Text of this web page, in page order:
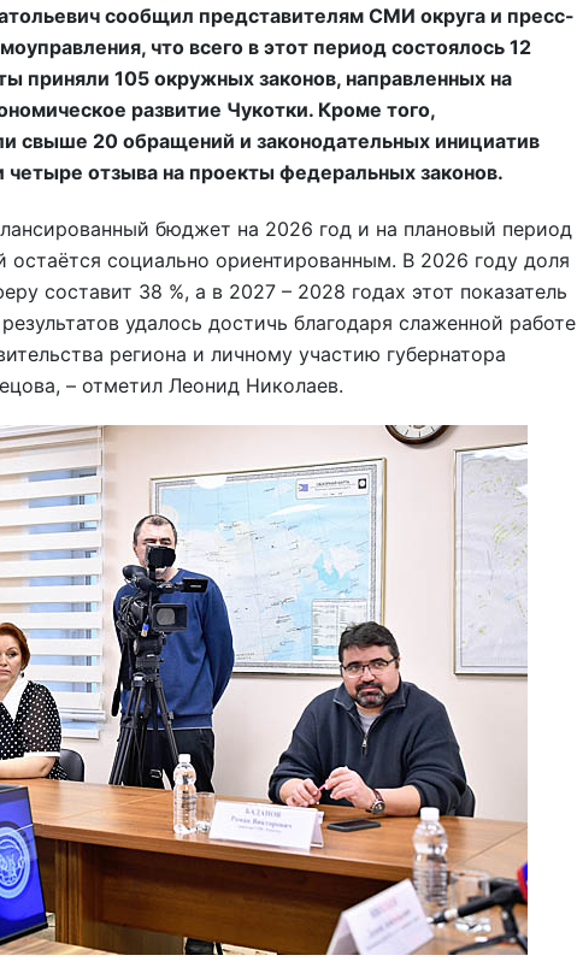
сообщил представителям СМИ округа и пресс-
что всего в этот период состоялось 12
приняли 105 окружных законов, направленных на
развитие Чукотки. Кроме того,
свыше 20 обращений и законодательных инициатив
четыре отзыва на проекты федеральных законов.
бюджет на 2026 год и на плановый период
социально ориентированным. В 2026 году доля
составит 38 %, а в 2027 – 2028 годах этот показатель
удалось достичь благодаря слаженной работе
региона и личному участию губернатора
– отметил Леонид Николаев.